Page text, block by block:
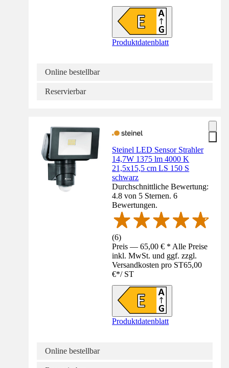
Produktdatenblatt
Online bestellbar
Reservierbar
Steinel LED Sensor Strahler
14,7W 1375 lm 4000 K
21,5x15,5 cm LS 150 S
schwarz
Durchschnittliche Bewertung:
4.8 von 5 Sternen. 6
Bewertungen.
(6)
Preis — 65,00 € * Alle Preise
inkl. MwSt. und ggf. zzgl.
Versandkosten pro ST65,00
€*/ ST
Produktdatenblatt
Online bestellbar